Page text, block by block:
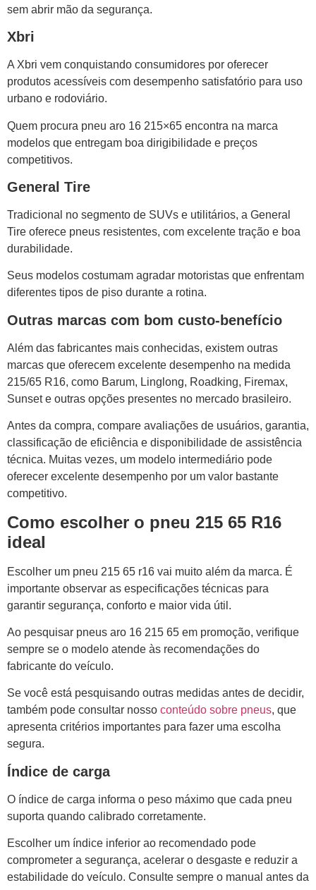
sem abrir mão da segurança.
Xbri
A Xbri vem conquistando consumidores por oferecer
produtos acessíveis com desempenho satisfatório para uso
urbano e rodoviário.
Quem procura pneu aro 16 215×65 encontra na marca
modelos que entregam boa dirigibilidade e preços
competitivos.
General Tire
Tradicional no segmento de SUVs e utilitários, a General
Tire oferece pneus resistentes, com excelente tração e boa
durabilidade.
Seus modelos costumam agradar motoristas que enfrentam
diferentes tipos de piso durante a rotina.
Outras marcas com bom custo-benefício
Além das fabricantes mais conhecidas, existem outras
marcas que oferecem excelente desempenho na medida
215/65 R16, como Barum, Linglong, Roadking, Firemax,
Sunset e outras opções presentes no mercado brasileiro.
Antes da compra, compare avaliações de usuários, garantia,
classificação de eficiência e disponibilidade de assistência
técnica. Muitas vezes, um modelo intermediário pode
oferecer excelente desempenho por um valor bastante
competitivo.
Como escolher o pneu 215 65 R16
ideal
Escolher um pneu 215 65 r16 vai muito além da marca. É
importante observar as especificações técnicas para
garantir segurança, conforto e maior vida útil.
Ao pesquisar pneus aro 16 215 65 em promoção, verifique
sempre se o modelo atende às recomendações do
fabricante do veículo.
Se você está pesquisando outras medidas antes de decidir,
também pode consultar nosso conteúdo sobre pneus, que
apresenta critérios importantes para fazer uma escolha
segura.
Índice de carga
O índice de carga informa o peso máximo que cada pneu
suporta quando calibrado corretamente.
Escolher um índice inferior ao recomendado pode
comprometer a segurança, acelerar o desgaste e reduzir a
estabilidade do veículo. Consulte sempre o manual antes da